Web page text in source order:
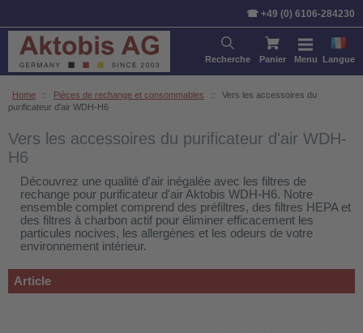
☎ +49 (0) 6106-284230
Recherche Panier Menu Langue
Home :: Pièces de rechange et consommables ::
Vers les accessoires du
purificateur d'air WDH-H6
Vers les accessoires du purificateur d'air WDH-
H6
Découvrez une qualité d'air inégalée avec les filtres de
rechange pour purificateur d'air Aktobis WDH-H6. Notre
ensemble complet comprend des préfiltres, des filtres HEPA et
des filtres à charbon actif pour éliminer efficacement les
particules nocives, les allergènes et les odeurs de votre
environnement intérieur.
Article
Article Prix